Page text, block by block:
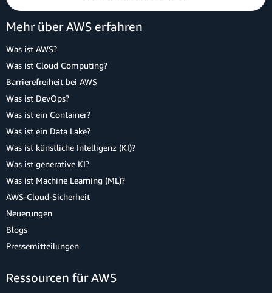
Mehr über AWS erfahren
Was ist AWS?
Was ist Cloud Computing?
Barrierefreiheit bei AWS
Was ist DevOps?
Was ist ein Container?
Was ist ein Data Lake?
Was ist künstliche Intelligenz (KI)?
Was ist generative KI?
Was ist Machine Learning (ML)?
AWS-Cloud-Sicherheit
Neuerungen
Blogs
Pressemitteilungen
Ressourcen für AWS